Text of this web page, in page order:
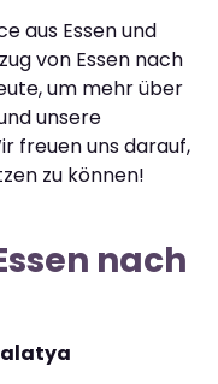
aus Essen und
von Essen nach
um mehr über
unsere
freuen uns darauf,
zu können!
nach